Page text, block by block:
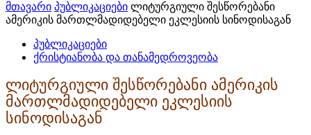
მთავარი პუბლიკაციები ლიტურგიული შესწორებანი
ამერიკის მართლმადიდებელი ეკლესიის სინოდისაგან
პუბლიკაციები
ქრისტიანობა და თანამედროვეობა
ლიტურგიული შესწორებანი ამერიკის
მართლმადიდებელი ეკლესიის
სინოდისაგან